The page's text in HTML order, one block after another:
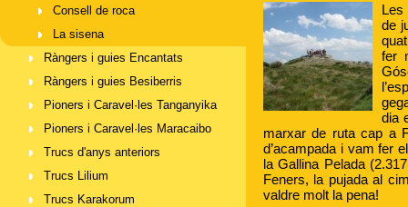
Consell de roca
La sisena
Ràngers i guies Encantats
Ràngers i guies Besiberris
Pioners i Caravel·les Tanganyika
Pioners i Caravel·les Maracaibo
Trucs d'anys anteriors
Trucs Lilium
Trucs Karakorum
Les
de
fer
dia
marxar de ruta cap a
d’acampada i vam fer
la Gallina Pelada
Feners, la pujada al
valdre molt la pena!